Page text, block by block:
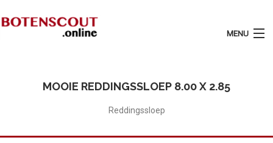
MENU
Plaats Advertentie
MOOIE REDDINGSSLOEP 8.00 X 2.85
Reddingssloep